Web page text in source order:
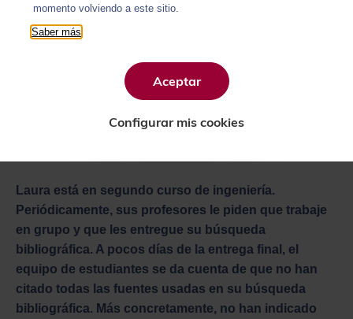
Laura está en segundo curso de ingeniería.
Periódicamente, sus profesores le piden que trabaje
en grupo y que les entregue su búsqueda
bibliográfica. A pocos días de la entrega final, el
equipo de estudiantes se da cuenta de que no han
citado todas las fuentes usadas en su búsqueda
bibliográfica. Más concretamente, no han indicado
momento volviendo a este sitio.
Saber más
Aceptar
Configurar mis cookies